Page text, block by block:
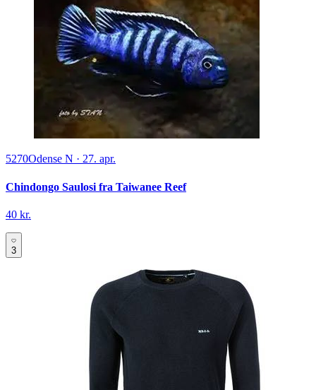
5270Odense N · 27. apr.
Chindongo Saulosi fra Taiwanee Reef
40 kr.
3